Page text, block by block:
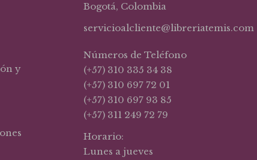
y
Bogotá, Colombia
servicioalcliente@libreriatemis.com
Números de Teléfono
(+57) 310 335 34 38
(+57) 310 697 72 01
(+57) 310 697 93 85
(+57) 311 249 72 79
Horario:
Lunes a jueves